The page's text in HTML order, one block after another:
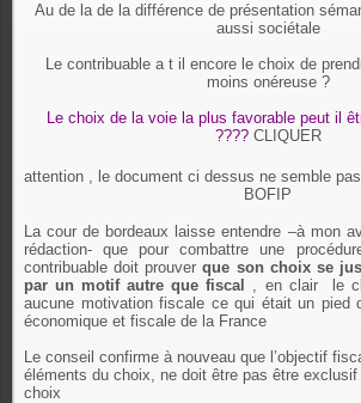
Au de la de la différence de présentation
aussi sociétale
Le contribuable a t il encore le choix de
moins onéreuse ?
Le choix de la voie la plus favorable peut il
????CLIQUER
attention , le document ci dessus ne semble
BOFIP
La cour de bordeaux laisse entendre –à mon
rédaction- que pour combattre une
contribuable doit prouverque son choix se
par un motif autre que fiscal
, en clair
le
aucune motivation fiscale ce qui était un pied
économique et fiscale de la France
Le conseil confirme à nouveau que l’objectif
éléments du choix, ne doit être pas être exclusif
choix